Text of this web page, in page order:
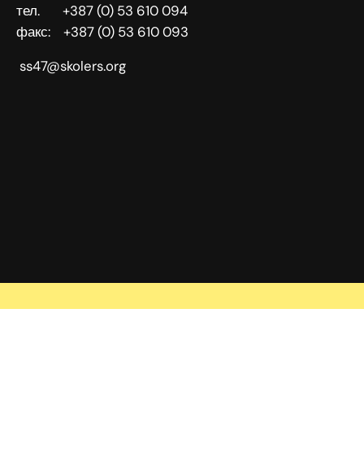
тел. +387 (0) 53 610 094
факс: +387 (0) 53 610 093
ss47@skolers.org